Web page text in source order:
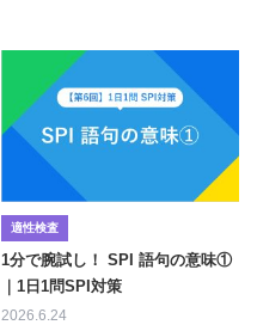
適性検査
1分で腕試し！ SPI 語句の意味①
｜1日1問SPI対策
2026.6.24